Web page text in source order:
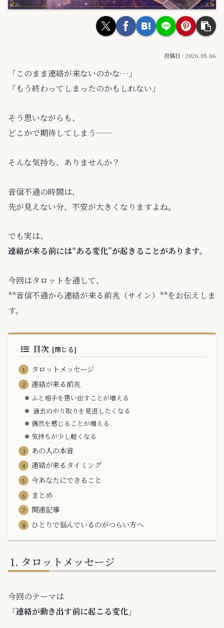
2026.05.06
「このまま連絡が来ないのかな…」
「もう終わってしまったのかもしれない」
そう思いながらも、
どこかで期待してしまう——
そんな気持ち、ありませんか？
音信不通の時間は、
先が見えない分、不安が大きくなりますよね。
でも実は、
連絡が来る前には“ある変化”が起きることがあります。
今回はタロットを通して、
**音信不通から連絡が来る前兆（サイン）**をお伝えしま
す。
目次
タロットメッセージ
連絡が来る前兆
ふと相手を思い出すことが増える
過去のやり取りを見返したくなる
偶然を感じることが増える
気持ちが少し軽くなる
あの人の本音
連絡が来るタイミング
今あなたにできること
まとめ
関連記事
ひとりで悩んでいるのがつらい方へ
タロットメッセージ
今回のテーマは
「連絡が動き出す前に起こる変化」